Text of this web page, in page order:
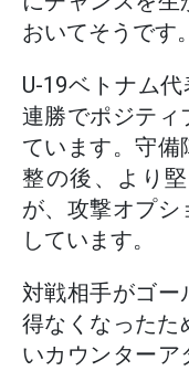
おいてそうです。
U-19ベトナム
連勝でポジティ
ています。守備
整の後、より
が、攻撃オプシ
しています。
対戦相手がゴー
得なくなったた
いカウンターア